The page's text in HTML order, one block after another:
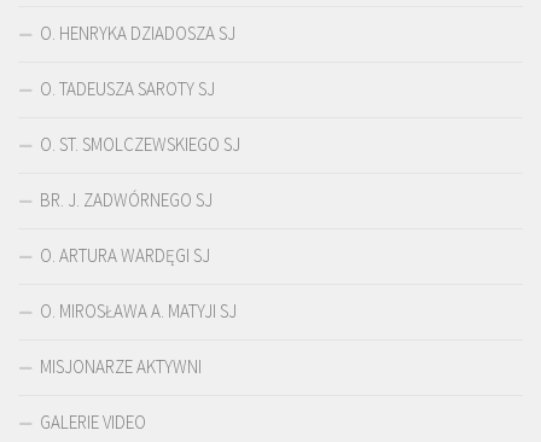
O. HENRYKA DZIADOSZA SJ
O. TADEUSZA SAROTY SJ
O. ST. SMOLCZEWSKIEGO SJ
BR. J. ZADWÓRNEGO SJ
O. ARTURA WARDĘGI SJ
O. MIROSŁAWA A. MATYJI SJ
MISJONARZE AKTYWNI
GALERIE VIDEO